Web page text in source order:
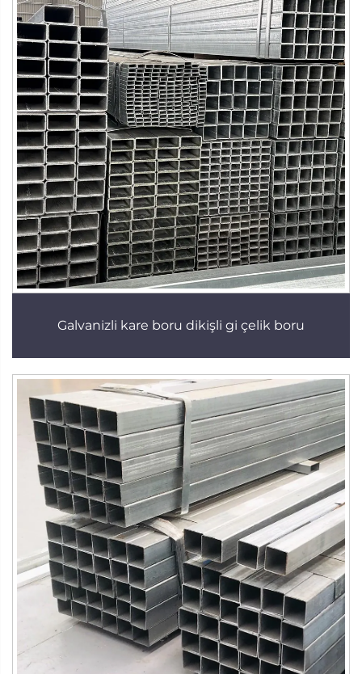
Galvanizli kare boru dikişli gi çelik boru